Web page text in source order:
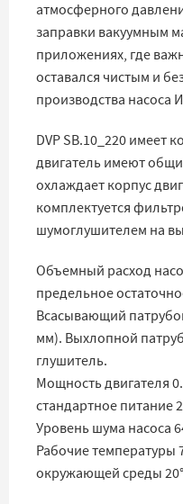
атмосферного
заправки вакуумным
приложениях, где
оставался чистым и
производства насоса
DVP SB.10_220 имеет
двигатель имеют
охлаждает корпус
комплектуется
шумоглушителем на
Объемный расход
предельное
Всасывающий
мм). Выхлопной
глушитель.
Мощность двигателя
стандартное питание
Уровень шума насоса
Рабочие температуры
окружающей среды